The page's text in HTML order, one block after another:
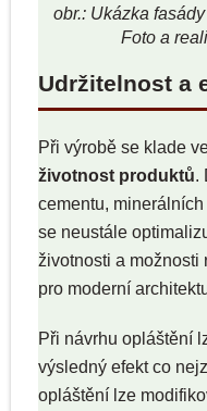
obr.: Ukázka
Foto a
Udržitelnost a
Při výrobě se klade
životnost produktů.
cementu,
se neustále
životnosti a
pro moderní
Při návrhu opláštění
výsledný efekt co
opláštění lze